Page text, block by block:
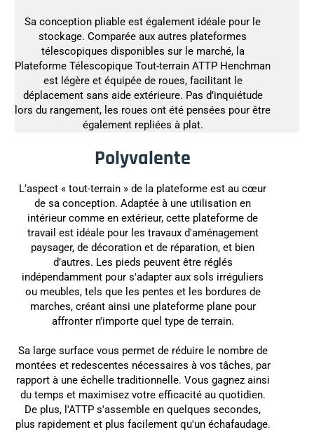
Sa conception pliable est également idéale pour le
stockage. Comparée aux autres plateformes
télescopiques disponibles sur le marché, la
Plateforme Télescopique Tout-terrain ATTP Henchman
est légère et équipée de roues, facilitant le
déplacement sans aide extérieure. Pas d’inquiétude
lors du rangement, les roues ont été pensées pour être
également repliées à plat.
Polyvalente
L’aspect « tout-terrain » de la plateforme est au cœur
de sa conception. Adaptée à une utilisation en
intérieur comme en extérieur, cette plateforme de
travail est idéale pour les travaux d'aménagement
paysager, de décoration et de réparation, et bien
d’autres. Les pieds peuvent être réglés
indépendamment pour s'adapter aux sols irréguliers
ou meubles, tels que les pentes et les bordures de
marches, créant ainsi une plateforme plane pour
affronter n'importe quel type de terrain.
Sa large surface vous permet de réduire le nombre de
montées et redescentes nécessaires à vos tâches, par
rapport à une échelle traditionnelle. Vous gagnez ainsi
du temps et maximisez votre efficacité au quotidien.
De plus, l'ATTP s'assemble en quelques secondes,
plus rapidement et plus facilement qu'un échafaudage.